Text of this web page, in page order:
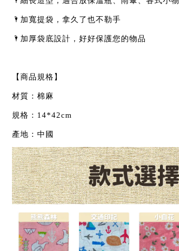
🌂 加寬提袋，拿久了也不勒手
🌂 加厚袋底設計，好好保護您的物品
【商品規格】
材質：棉麻
規格： 14*42cm
產地：中國